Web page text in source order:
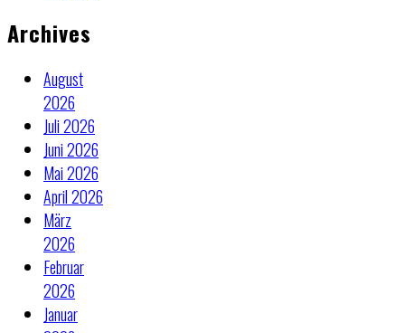
Archives
August
2026
Juli 2026
Juni 2026
Mai 2026
April 2026
März
2026
Februar
2026
Januar